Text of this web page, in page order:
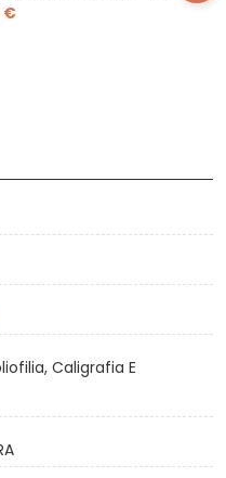
Caligrafia E
€